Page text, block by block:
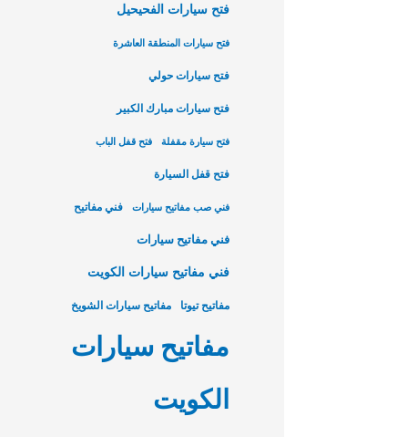
فتح سيارات الفحيحيل
فتح سيارات المنطقة العاشرة
فتح سيارات حولي
فتح سيارات مبارك الكبير
فتح سيارة مقفلة فتح قفل الباب
فتح قفل السيارة
فني صب مفاتيح سيارات فني مفاتيح
فني مفاتيح سيارات
فني مفاتيح سيارات الكويت
مفاتيح تيوتا مفاتيح سيارات الشويخ
مفاتيح سيارات
الكويت